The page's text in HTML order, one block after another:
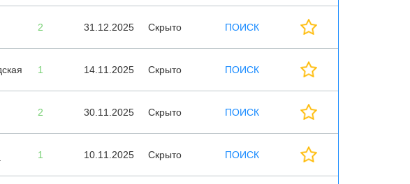
2 31.12.2025 Скрыто ПОИСК
1 14.11.2025 Скрыто ПОИСК
2 30.11.2025 Скрыто ПОИСК
1 10.11.2025 Скрыто ПОИСК